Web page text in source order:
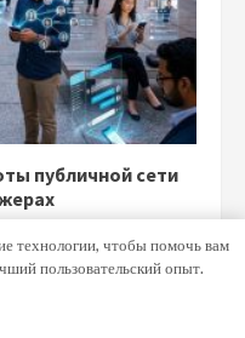
публичной сети
технологии, чтобы помочь вам
пользовательский опыт.